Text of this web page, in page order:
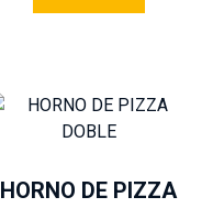
HORNO DE PIZZA